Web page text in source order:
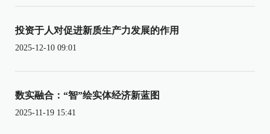
投资于人对促进新质生产力发展的作用
2025-12-10 09:01
数实融合：“智”绘实体经济新蓝图
2025-11-19 15:41